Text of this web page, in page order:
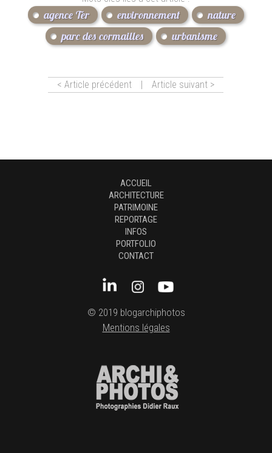
agence Ter environnement
nature
parc des cormailles
urbanisme
< Article précédent Article suivant >
ACCUEIL
ARCHITECTURE
PATRIMOINE
REPORTAGE
INFOS
PORTFOLIO
CONTACT
© 2019 blogarchiphotos
Mentions légales